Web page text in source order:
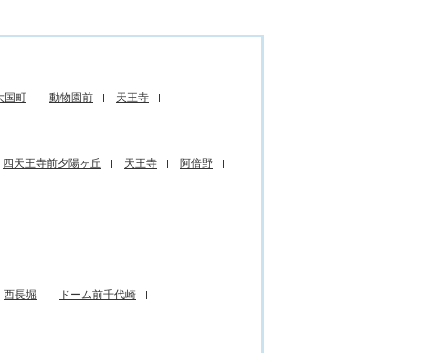
国町 動物園前
天王寺
四天王寺前夕陽ヶ丘 天王寺
阿倍野
西長堀
ドーム前千代崎